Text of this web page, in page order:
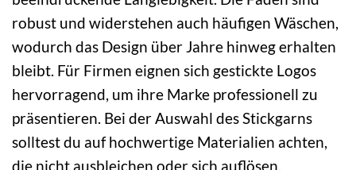
robust und widerstehen auch häufigen Wäschen,
wodurch das Design über Jahre hinweg erhalten
bleibt. Für Firmen eignen sich gestickte Logos
hervorragend, um ihre Marke professionell zu
präsentieren. Bei der Auswahl des Stickgarns
solltest du auf hochwertige Materialien achten,
die nicht ausbleichen oder sich auflösen.